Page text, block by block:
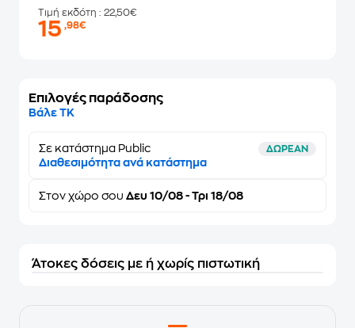
Τιμή εκδότη : 22,50€
15,98€
Επιλογές παράδοσης
Βάλε ΤΚ
Σε κατάστημα Public ΔΩΡΕΑΝ
Διαθεσιμότητα ανά κατάστημα
Στον χώρο σου Δευ 10/08 - Τρι 18/08
Άτοκες δόσεις με ή χωρίς πιστωτική